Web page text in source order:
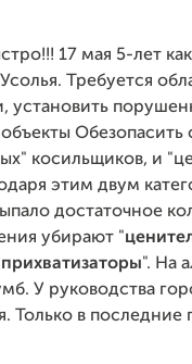
17 мая 5-лет
Требуется
установить
косильщиков, и
этим двум
достаточное
убирают "
прихватизаторы". На
У руководства
Только в последние